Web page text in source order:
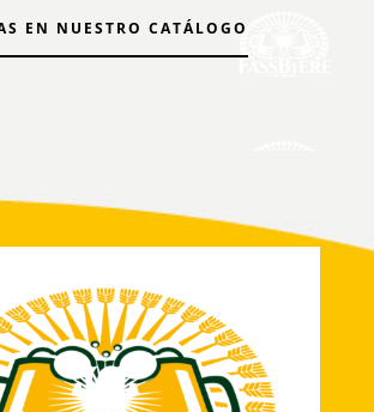
EN NUESTRO CATÁLOGO